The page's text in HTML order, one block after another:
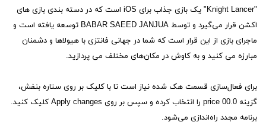
"Knight Lancer" یک بازی جذاب برای iOS است که در دسته بندی بازی های
اکشن قرار می‌گیرد و توسط BABAR SAEED JANJUA توسعه یافته است و
ماجرای بازی از این قرار است که شما در جهانی فانتزی با هیولاها و دشمنان
مبارزه می کنید و به کاوش در مکان‌های مختلف می پردازید.
برای فعال‌سازی قسمت هک شده نیاز است تا با کلیک بر روی ستاره بنفش،
گزینه 00.0 price را انتخاب کرده و سپس بر روی Apply changes کلیک کنید.
برنامه مجدد راه‌اندازی می‌شود.